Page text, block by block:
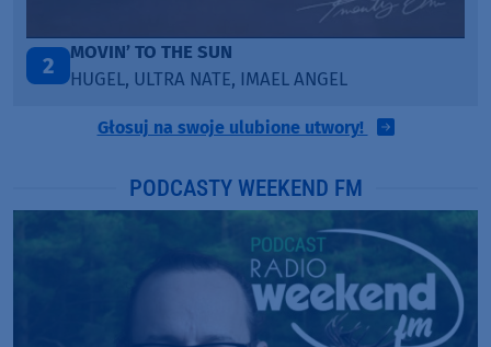
3
LEGENDARY LOVERS (SAVE ME)
KATY PERRY & CHIEF KEEF
Głosuj na swoje ulubione utwory!
PODCASTY WEEKEND FM